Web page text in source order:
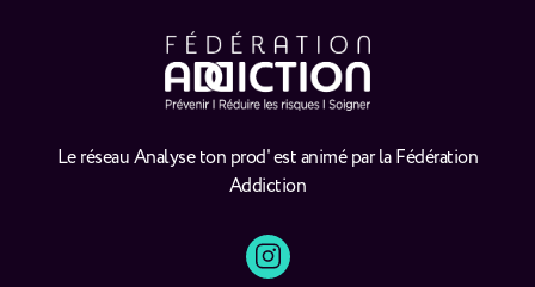
Le réseau Analyse ton prod' est animé par la Fédération
Addiction